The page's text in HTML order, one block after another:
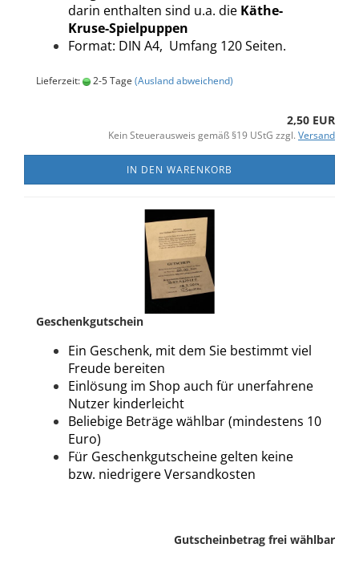
darin enthalten sind u.a. die Käthe-
Kruse-Spielpuppen
Format: DIN A4, Umfang 120 Seiten.
Lieferzeit: 2-5 Tage (Ausland abweichend)
2,50 EUR
Kein Steuerausweis gemäß §19 UStG zzgl. Versand
IN DEN WARENKORB
Geschenkgutschein
Ein Geschenk, mit dem Sie bestimmt viel
Freude bereiten
Einlösung im Shop auch für unerfahrene
Nutzer kinderleicht
Beliebige Beträge wählbar (mindestens 10
Euro)
Für Geschenkgutscheine gelten keine
bzw. niedrigere Versandkosten
Gutscheinbetrag frei wählbar